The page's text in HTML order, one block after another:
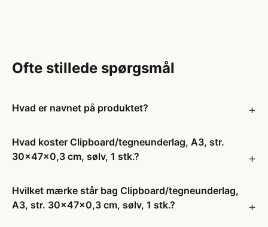
Ofte stillede spørgsmål
Hvad er navnet på produktet?
Hvad koster Clipboard/tegneunderlag, A3, str.
30x47x0,3 cm, sølv, 1 stk.?
Hvilket mærke står bag Clipboard/tegneunderlag,
A3, str. 30x47x0,3 cm, sølv, 1 stk.?